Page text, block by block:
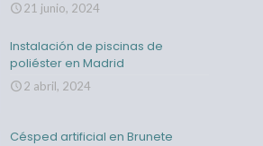
21 junio, 2024
Instalación de piscinas de
poliéster en Madrid
2 abril, 2024
Césped artificial en Brunete